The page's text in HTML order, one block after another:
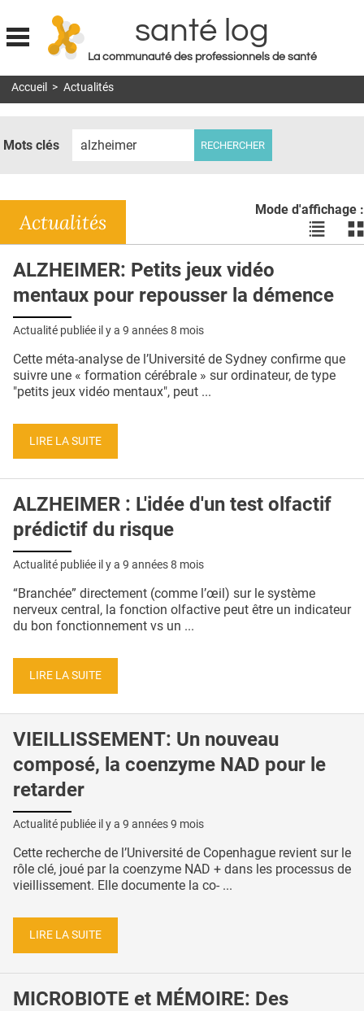
Jump to navigation
santé log
La communauté des professionnels de santé
MON COMPTE
DOSSIERS
RÉSEAUX
E-REVUE SAD
QUI SOMMES-NOUS ?
CONDITIONS GÉNÉRALES
CRÉDITS
Accueil > Actualités
Mots clés
Mode d'affichage :
Voir
les
liste
les
Actualités
ALZHEIMER: Petits jeux vidéo
mentaux pour repousser la démence
Actualité publiée il y a 9 années 8 mois
Cette méta-analyse de l’Université de Sydney confirme que
suivre une « formation cérébrale » sur ordinateur, de type
"petits jeux vidéo mentaux", peut ...
LIRE LA SUITE
ALZHEIMER : L'idée d'un test olfactif
prédictif du risque
Actualité publiée il y a 9 années 8 mois
“Branchée” directement (comme l’œil) sur le système
nerveux central, la fonction olfactive peut être un indicateur
du bon fonctionnement vs un ...
LIRE LA SUITE
VIEILLISSEMENT: Un nouveau
composé, la coenzyme NAD pour le
retarder
Actualité publiée il y a 9 années 9 mois
Cette recherche de l’Université de Copenhague revient sur le
rôle clé, joué par la coenzyme NAD + dans les processus de
vieillissement. Elle documente la co- ...
LIRE LA SUITE
MICROBIOTE et MÉMOIRE: Des